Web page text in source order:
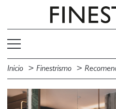
Inicio Finestrismo